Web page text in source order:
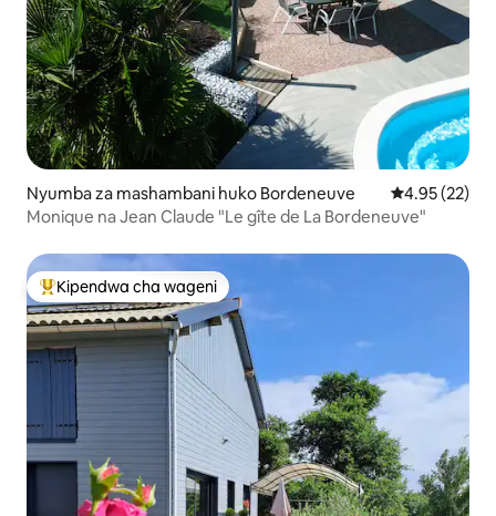
Nyumba za mashambani huko Bordeneuve Ukadiriaji wa
4.95 (22)
Monique na Jean Claude "Le gîte de La Bordeneuve"
Kipendwa maarufu cha wageni
Kipendwa cha wageni